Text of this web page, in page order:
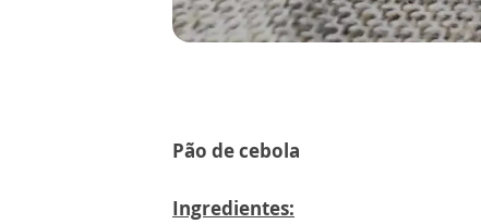
Pão de cebola
Ingredientes: